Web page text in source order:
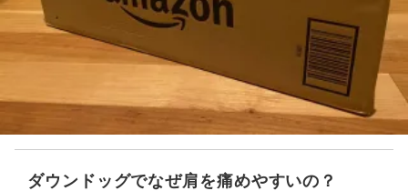
ダウンドッグでなぜ肩を痛めやすいの？